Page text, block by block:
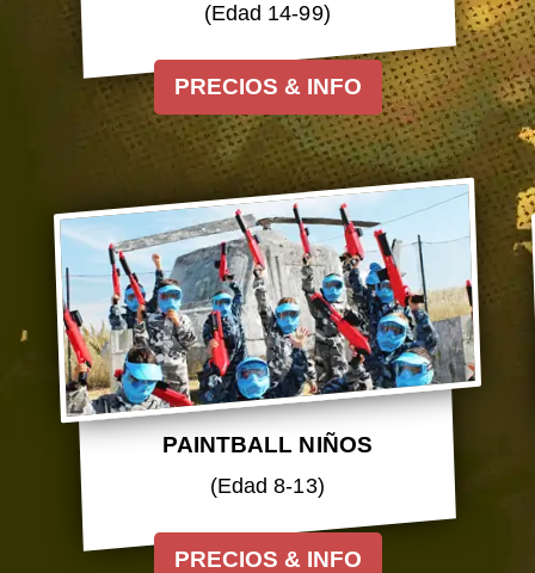
(Edad 14-99)
PRECIOS & INFO
PAINTBALL NIÑOS
(Edad 8-13)
PRECIOS & INFO